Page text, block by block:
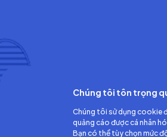
Công ty TNHH Ắc quy GS
Chúng tôi tôn trọng
Chúng tôi sử dụng cookie
quảng cáo được cá nhân
Bạn có thể tùy chọn mức